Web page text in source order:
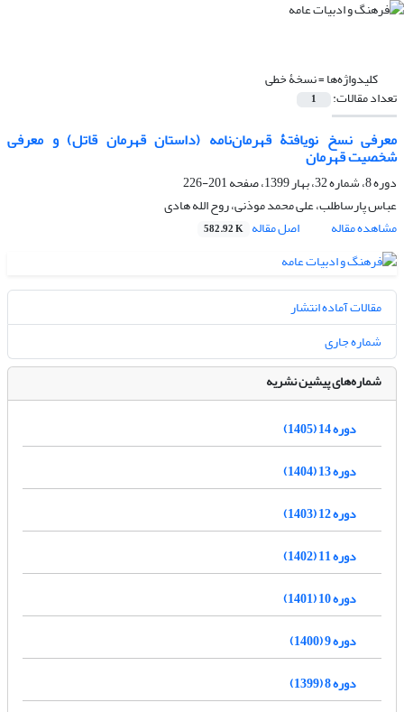
کلیدواژه‌ها =نسخۀ خطی
تعداد مقالات: 1
معرفی نسخ نویافتۀ قهرمان‌نامه (داستان قهرمان قاتل) و معرفی
شخصیت قهرمان
دوره 8، شماره 32، بهار 1399، صفحه
201-226
عباس پارساطلب، علی محمد موذنی، روح الله هادی
مشاهده مقاله
اصل مقاله 582.92 K
مقالات آماده انتشار
شماره جاری
شماره‌های پیشین نشریه
دوره 14 (1405)
دوره 13 (1404)
دوره 12 (1403)
دوره 11 (1402)
دوره 10 (1401)
دوره 9 (1400)
دوره 8 (1399)